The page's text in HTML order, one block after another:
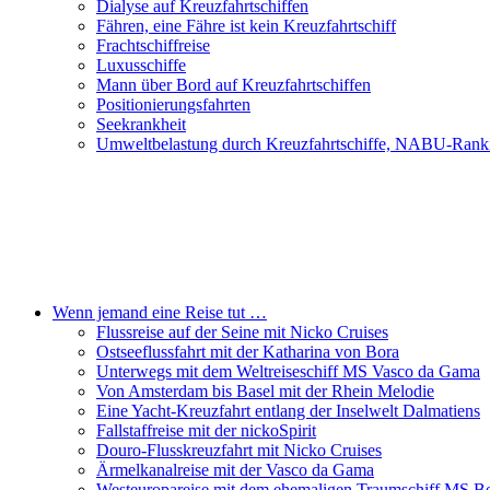
Dialyse auf Kreuzfahrtschiffen
Fähren, eine Fähre ist kein Kreuzfahrtschiff
Frachtschiffreise
Luxusschiffe
Mann über Bord auf Kreuzfahrtschiffen
Positionierungsfahrten
Seekrankheit
Umweltbelastung durch Kreuzfahrtschiffe, NABU-
Wenn jemand eine Reise tut …
Flussreise auf der Seine mit Nicko Cruises
Ostseeflussfahrt mit der Katharina von Bora
Unterwegs mit dem Weltreiseschiff MS Vasco da Gama
Von Amsterdam bis Basel mit der Rhein Melodie
Eine Yacht-Kreuzfahrt entlang der Inselwelt Dalmatiens
Fallstaffreise mit der nickoSpirit
Douro-Flusskreuzfahrt mit Nicko Cruises
Ärmelkanalreise mit der Vasco da Gama